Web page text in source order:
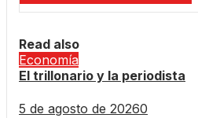
Read also
Economía
El trillonario y la periodista
5 de agosto de 20260